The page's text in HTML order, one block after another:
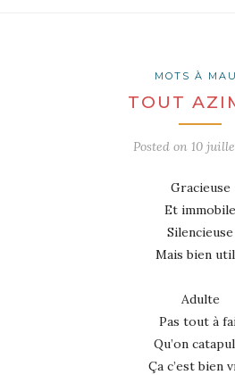
MOTS À
TOUT
Posted on 10
Gracieuse
Et immobile
Silencieuse
Mais bien
Adulte
Pas tout à
Qu’on
Ça c’est bien